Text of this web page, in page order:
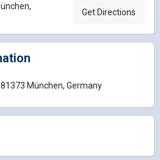
Get Directions
München, Germany